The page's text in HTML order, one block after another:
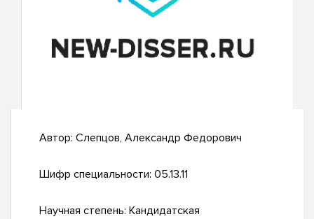
Автор: Слепцов, Александр Федорович
Шифр специальности: 05.13.11
Научная степень: Кандидатская